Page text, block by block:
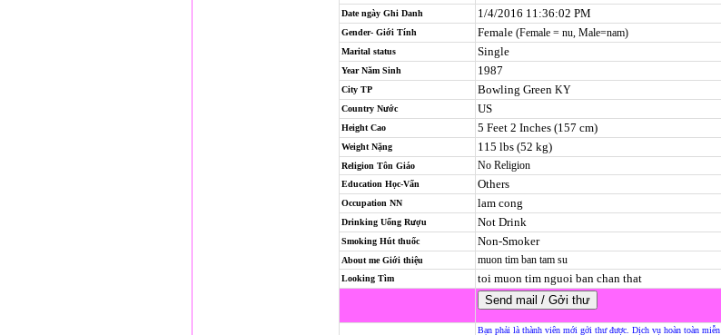
Date ngày Ghi Danh 1/4/2016 11:36:02 PM
Gender- Giới Tính Female (Female = nu, Male=nam)
Marital status Single
Year Năm Sinh 1987
City TP Bowling Green KY
Country Nước US
Height Cao 5 Feet 2 Inches (157 cm)
Weight Nặng 115 lbs (52 kg)
Religion Tôn Giáo No Religion
Education Học-Vấn Others
Occupation NN lam cong
Drinking Uống Rượu Not Drink
Smoking Hút thuốc Non-Smoker
About me Giới thiệu muon tim ban tam su
Looking Tìm toi muon tim nguoi ban chan that
Bạn phải là thành viên mới gởi thư được. Dịch vụ hoàn toàn miễn